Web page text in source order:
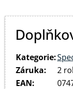
Kategorie:
Záruka:
2
EAN: